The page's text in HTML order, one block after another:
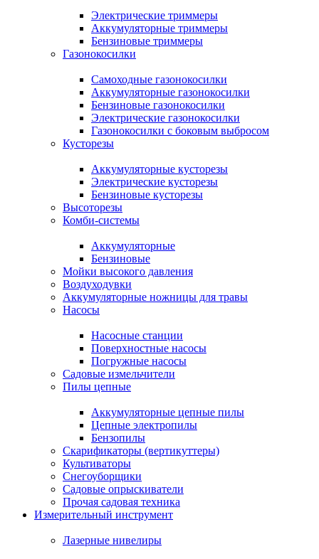
Электрические триммеры
Аккумуляторные триммеры
Бензиновые триммеры
Газонокосилки
Самоходные газонокосилки
Аккумуляторные газонокосилки
Бензиновые газонокосилки
Электрические газонокосилки
Газонокосилки с боковым выбросом
Кусторезы
Аккумуляторные кусторезы
Электрические кусторезы
Бензиновые кусторезы
Высоторезы
Комби-системы
Аккумуляторные
Бензиновые
Мойки высокого давления
Воздуходувки
Аккумуляторные ножницы для травы
Насосы
Насосные станции
Поверхностные насосы
Погружные насосы
Садовые измельчители
Пилы цепные
Аккумуляторные цепные пилы
Цепные электропилы
Бензопилы
Скарификаторы (вертикуттеры)
Культиваторы
Снегоуборщики
Садовые опрыскиватели
Прочая садовая техника
Измерительный инструмент
Лазерные нивелиры